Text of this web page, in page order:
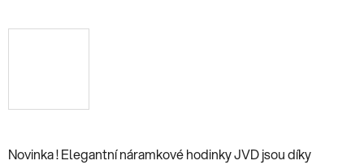
Novinka !Elegantní náramkové hodinky JVD jsou díky